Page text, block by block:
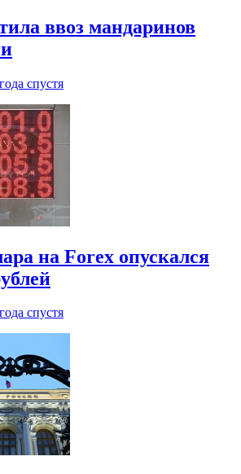
ввоз мандаринов
спустя
на Forex опускался
спустя